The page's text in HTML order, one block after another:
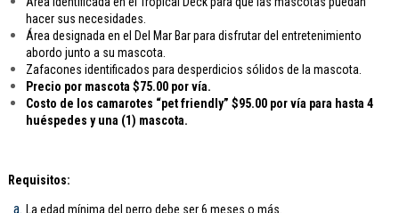
hacer sus necesidades.
Área designada en el Del Mar Bar para disfrutar del entretenimiento
abordo junto a su mascota.
Zafacones identificados para desperdicios sólidos de la mascota.
Precio por mascota $75.00 por vía.
Costo de los camarotes “pet friendly” $95.00 por vía para hasta 4
huéspedes y una (1) mascota.
Requisitos:
La edad mínima del perro debe ser 6 meses o más.